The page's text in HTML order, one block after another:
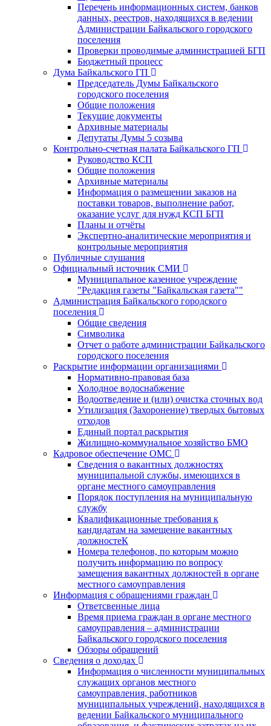
Перечень информационных систем, банков
данных, реестров, находящихся в ведении
Администрации Байкальского городского
поселения
Проверки проводимые администрацией БГП
Бюджетный процесс
Дума Байкальского ГП
Председатель Думы Байкальского
городского поселения
Общие положения
Текущие документы
Архивные материалы
Депутаты Думы 5 созыва
Контрольно-счетная палата Байкальского ГП
Руководство КСП
Общие положения
Архивные материалы
Информация о размещении заказов на
поставки товаров, выполнение работ,
оказание услуг для нужд КСП БГП
Планы и отчёты
Экспертно-аналитические мероприятия и
контрольные мероприятия
Публичные слушания
Официальный источник СМИ
Муниципальное казенное учреждение
"Редакция газеты "Байкальская газета""
Администрация Байкальского городского
поселения
Общие сведения
Символика
Отчет о работе администрации Байкальского
городского поселения
Раскрытие информации организациями
Нормативно-правовая база
Холодное водоснабжение
Водоотведение и (или) очистка сточных вод
Утилизация (Захоронение) твердых бытовых
отходов
Единый портал раскрытия
Жилищно-коммунальное хозяйство БМО
Кадровое обеспечение ОМС
Сведения о вакантных должностях
муниципальной службы, имеющихся в
органе местного самоуправления
Порядок поступления на муниципальную
службу
Квалификационные требования к
кандидатам на замещение вакантных
должностеК
Номера телефонов, по которым можно
получить информацию по вопросу
замещения вакантных должностей в органе
местного самоуправления
Информация с обращениями граждан
Ответсвенные лица
Время приема граждан в органе местного
самоуправления – администрации
Байкальского городского поселения
Обзоры обращений
Сведения о доходах
Информация о численности муниципальных
служащих органов местного
самоуправления, работников
муниципальных учреждений, находящихся в
ведении Байкальского муниципального